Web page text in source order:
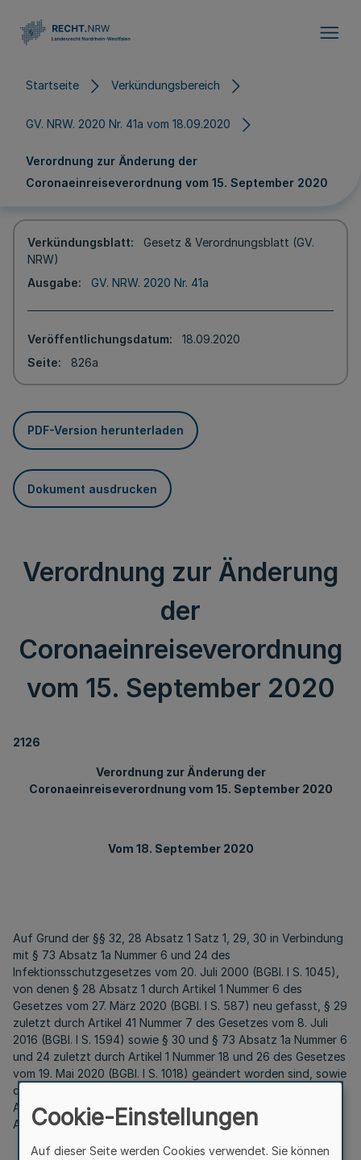
Startseite Verkündungsbereich
GV. NRW. 2020 Nr. 41a vom 18.09.2020
Verordnung zur Änderung der
Coronaeinreiseverordnung vom 15. September 2020
Verkündungsblatt
Gesetz & Verordnungsblatt (GV.
NRW)
Ausgabe
GV. NRW. 2020 Nr. 41a
Veröffentlichungsdatum
18.09.2020
Seite
826a
PDF-Version herunterladen
Dokument ausdrucken
Verordnung zur Änderung
der
Coronaeinreiseverordnung
vom 15. September 2020
2126
Verordnung zur Änderung der
Coronaeinreiseverordnung vom 15. September 2020
Vom 18. September 2020
Auf Grund der §§ 32, 28 Absatz 1 Satz 1, 29, 30 in Verbindung
mit § 73 Absatz 1a Nummer 6 und 24 des
Infektionsschutzgesetzes vom 20. Juli 2000 (BGBl. I S. 1045),
von denen § 28 Absatz 1 durch Artikel 1 Nummer 6 des
Gesetzes vom 27. März 2020 (BGBl. I S. 587) neu gefasst, § 29
zuletzt durch Artikel 41 Nummer 7 des Gesetzes vom 8. Juli
2016 (BGBl. I S. 1594) sowie § 30 und § 73 Absatz 1a Nummer 6
und 24 zuletzt durch Artikel 1 Nummer 18 und 26 des Gesetzes
vom 19. Mai 2020 (BGBl. I S. 1018) geändert worden sind, sowie
des § 10 des Infektionsschutz- und Befugnisgesetzes vom 14.
April 2020 (GV. NRW. S. 218b) verordnet das Ministerium für
Arbeit, Gesundheit und Soziales:
Cookie-Einstellungen
Auf dieser Seite werden Cookies verwendet. Sie können